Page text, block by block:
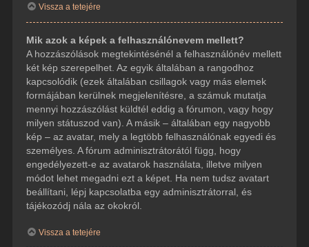
Vissza a tetejére
Mik azok a képek a felhasználónevem mellett?
A hozzászólások megtekintésénél a felhasználónév mellett
két kép szerepelhet. Az egyik általában a rangodhoz
kapcsolódik (ezek általában csillagok vagy más elemek
formájában kerülnek megjelenítésre, a számuk mutatja
mennyi hozzászólást küldtél eddig a fórumon, vagy hogy
milyen státuszod van). A másik – általában egy nagyobb
kép – az avatar, mely a legtöbb felhasználónak egyedi és
személyes. A fórum adminisztrátorától függ, hogy
engedélyezett-e az avatarok használata, illetve milyen
módot lehet megadni ezt a képet. Ha nem tudsz avatart
beállítani, lépj kapcsolatba egy adminisztrátorral, és
tájékozódj nála az okokról.
Vissza a tetejére